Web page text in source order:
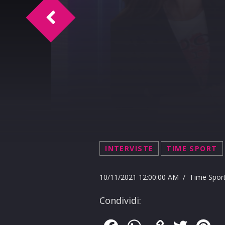
INTERVISTE TIME SPORT
10/11/2021 12:00:00 AM / Time
Condividi:
Doc Time intervista la PFM 10-11-2021